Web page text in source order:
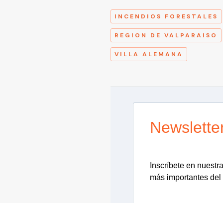
INCENDIOS FORESTALES
REGION DE VALPARAISO
VILLA ALEMANA
Inscríbete en
más importantes